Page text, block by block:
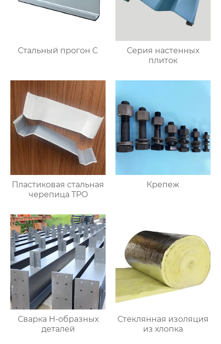
Стальный прогон C
Серия настенных
плиток
Пластиковая стальная
черепица TPO
Крепеж
Сварка Н-образных
деталей
Стеклянная изоляция
из хлопка